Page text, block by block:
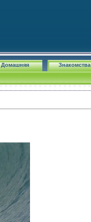
Знакомства
Домашняя